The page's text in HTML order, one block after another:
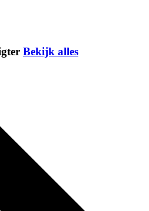
Bekijk alles